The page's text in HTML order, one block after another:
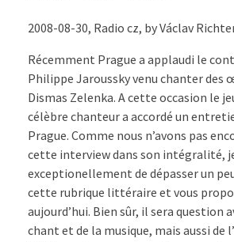
2008-08-30, Radio cz, by Václav
Récemment Prague a applaudi le
Philippe Jaroussky venu chanter des
Dismas Zelenka. A cette occasion le
célèbre chanteur a accordé un
Prague. Comme nous n’avons pas
cette interview dans son intégralité,
exceptionellement de dépasser un
cette rubrique littéraire et vous
aujourd’hui. Bien sûr, il sera question
chant et de la musique, mais aussi de